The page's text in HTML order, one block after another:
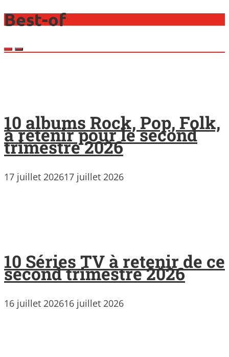
Best-of
10 albums Rock, Pop, Folk,
à retenir pour le second
trimestre 2026
17 juillet 202617 juillet 2026
10 Séries TV à retenir de ce
second trimestre 2026
16 juillet 202616 juillet 2026